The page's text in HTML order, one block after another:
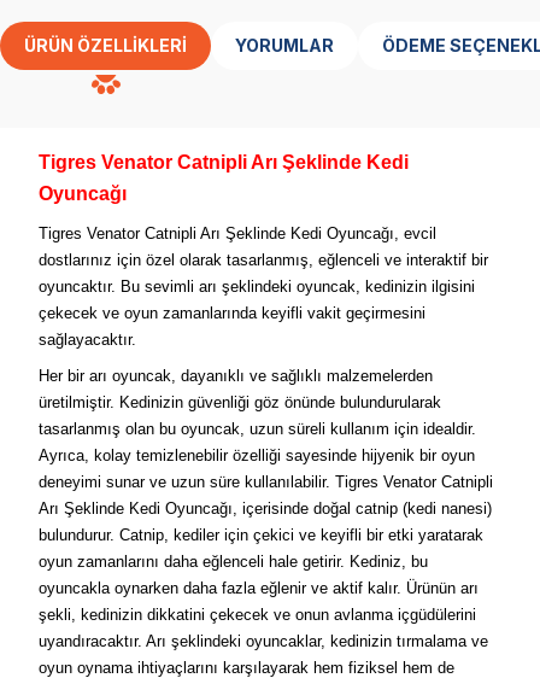
ÜRÜN ÖZELLIKLERI YORUMLAR ÖDEME
Tigres Venator Catnipli Arı Şeklinde Kedi
Oyuncağı
Tigres Venator Catnipli Arı Şeklinde Kedi Oyuncağı, evcil
dostlarınız için özel olarak tasarlanmış, eğlenceli ve interaktif bir
oyuncaktır. Bu sevimli arı şeklindeki oyuncak, kedinizin ilgisini
çekecek ve oyun zamanlarında keyifli vakit geçirmesini
sağlayacaktır.
Her bir arı oyuncak, dayanıklı ve sağlıklı malzemelerden
üretilmiştir. Kedinizin güvenliği göz önünde bulundurularak
tasarlanmış olan bu oyuncak, uzun süreli kullanım için idealdir.
Ayrıca, kolay temizlenebilir özelliği sayesinde hijyenik bir oyun
deneyimi sunar ve uzun süre kullanılabilir. Tigres Venator Catnipli
Arı Şeklinde Kedi Oyuncağı, içerisinde doğal catnip (kedi nanesi)
bulundurur. Catnip, kediler için çekici ve keyifli bir etki yaratarak
oyun zamanlarını daha eğlenceli hale getirir. Kediniz, bu
oyuncakla oynarken daha fazla eğlenir ve aktif kalır. Ürünün arı
şekli, kedinizin dikkatini çekecek ve onun avlanma içgüdülerini
uyandıracaktır. Arı şeklindeki oyuncaklar, kedinizin tırmalama ve
oyun oynama ihtiyaçlarını karşılayarak hem fiziksel hem de